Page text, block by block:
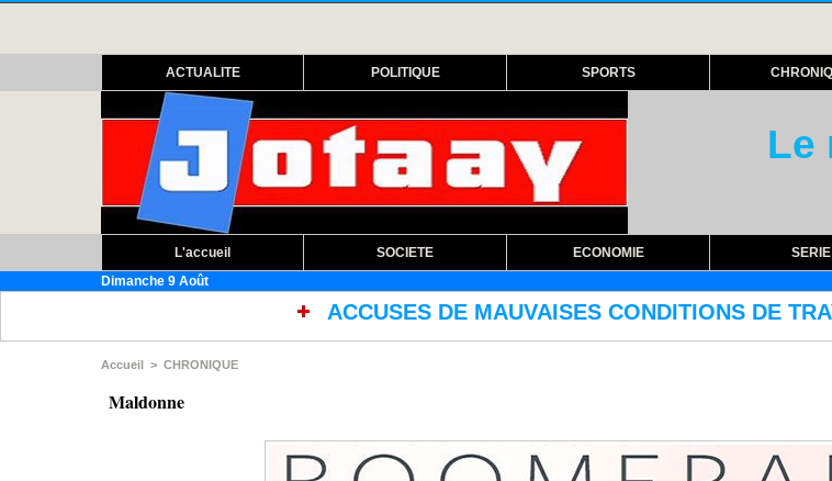
ACTUALITE POLITIQUE SPORTS
Le
L'accueil SOCIETE ECONOMIE SERIE
Dimanche 9 Août
ACCUSES DE MAUVAISES CONDITIONS DE TRAVAIL : Les
Accueil > CHRONIQUE
Maldonne